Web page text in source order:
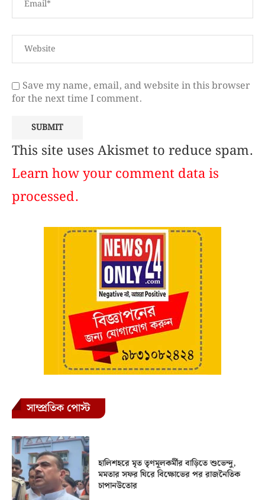
Save my name, email, and website in this browser
for the next time I comment.
This site uses Akismet to reduce spam.
Learn how your comment data is
processed.
সাম্প্রতিক পোস্ট
হালিশহরে মৃত তৃণমূলকর্মীর বাড়িতে শুভেন্দু,
মমতার সফর ঘিরে বিক্ষোভের পর রাজনৈতিক
চাপানউতোর